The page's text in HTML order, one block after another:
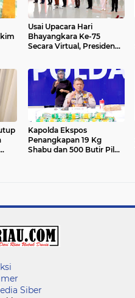
Usai Upacara Hari
Bhayangkara Ke-75
Secara Virtual, Presiden
Kapolda Ekspos
Penangkapan 19 Kg
Shabu dan 500 Butir Pil
Siber